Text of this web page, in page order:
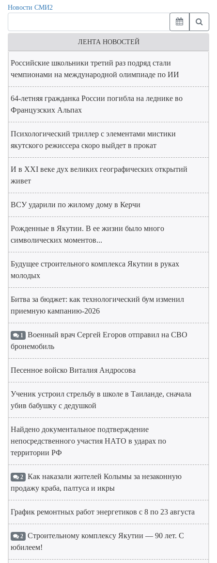
Новости СМИ2
ЛЕНТА НОВОСТЕЙ
Российские школьники третий раз подряд стали
чемпионами на международной олимпиаде по ИИ
64-летняя гражданка России погибла на леднике во
Французских Альпах
Психологический триллер с элементами мистики
якутского режиссера скоро выйдет в прокат
И в XXI веке дух великих географических открытий
живет
ВСУ ударили по жилому дому в Керчи
Рожденные в Якутии. В ее жизни было много
символических моментов...
Будущее строительного комплекса Якутии в руках
молодых
Битва за бюджет: как технологический бум изменил
приемную кампанию-2026
1 Военный врач Сергей Егоров отправил на СВО
бронемобиль
Песенное войско Виталия Андросова
Ученик устроил стрельбу в школе в Таиланде, сначала
убив бабушку с дедушкой
Найдено документальное подтверждение
непосредственного участия НАТО в ударах по
территории РФ
2 Как наказали жителей Колымы за незаконную
продажу краба, палтуса и икры
График ремонтных работ энергетиков с 8 по 23 августа
2 Строительному комплексу Якутии — 90 лет. С
юбилеем!